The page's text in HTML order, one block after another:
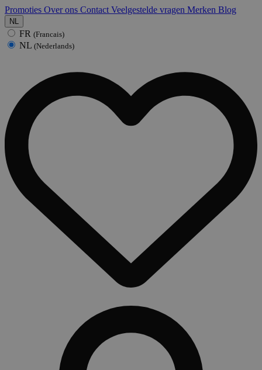
Promoties Over ons Contact Veelgestelde vragen Merken Blog
NL
FR (Francais)
NL (Nederlands)